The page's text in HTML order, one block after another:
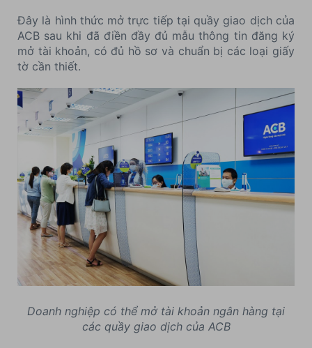
Đây là hình thức mở trực tiếp tại quầy giao dịch của
ACB sau khi đã điền đầy đủ mẫu thông tin đăng ký
mở tài khoản, có đủ hồ sơ và chuẩn bị các loại giấy
tờ cần thiết.
Doanh nghiệp có thể mở tài khoản ngân hàng tại
các quầy giao dịch của ACB